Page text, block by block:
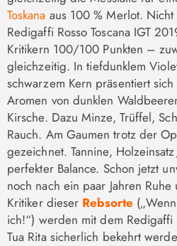
Toskana aus 100 % Merlot.
Redigaffi Rosso Toscana IGT
Kritikern 100/100 Punkten –
gleichzeitig. In tiefdunklem
schwarzem Kern präsentiert
Aromen von dunklen
Kirsche. Dazu Minze, Trüffel,
Rauch. Am Gaumen trotz der
gezeichnet. Tannine,
perfekter Balance. Schon jetzt
noch nach ein paar Jahren
Kritiker dieser Rebsorte
ich!“) werden mit dem Redigaffi
Tua Rita sicherlich bekehrt